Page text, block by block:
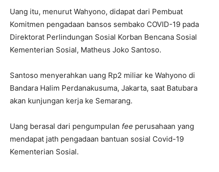
Uang itu, menurut Wahyono, didapat dari Pembuat
Komitmen pengadaan bansos sembako COVID-19 pada
Direktorat Perlindungan Sosial Korban Bencana Sosial
Kementerian Sosial, Matheus Joko Santoso.
Santoso menyerahkan uang Rp2 miliar ke Wahyono di
Bandara Halim Perdanakusuma, Jakarta, saat Batubara
akan kunjungan kerja ke Semarang.
Uang berasal dari pengumpulan fee perusahaan yang
mendapat jath pengadaan bantuan sosial Covid-19
Kementerian Sosial.